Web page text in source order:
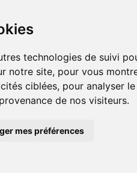
technologies de suivi
notre site, pour vous
ciblées, pour analyser
de nos visiteurs.
mes préférences